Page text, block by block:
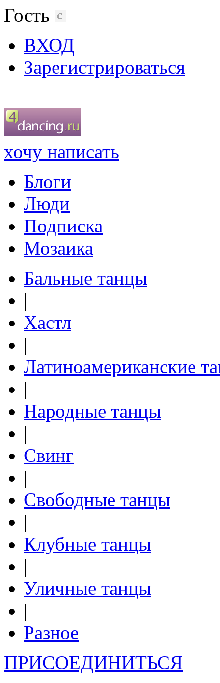
Гость
ВХОД
Зарегистрироваться
хочу написать
Блоги
Люди
Подписка
Мозаика
Бальные танцы
|
Хастл
|
Латиноамериканские
|
Народные танцы
|
Свинг
|
Свободные танцы
|
Клубные танцы
|
Уличные танцы
|
Разное
ПРИСОЕДИНИТЬСЯ